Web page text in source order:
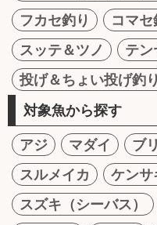
フカセ釣り
コマセ
スッテ＆ツノ
テン
投げ＆ちょい投げ釣り
対象魚から探す
アジ マダイ ブリ
スルメイカ
ケンサ
スズキ（シーバス）